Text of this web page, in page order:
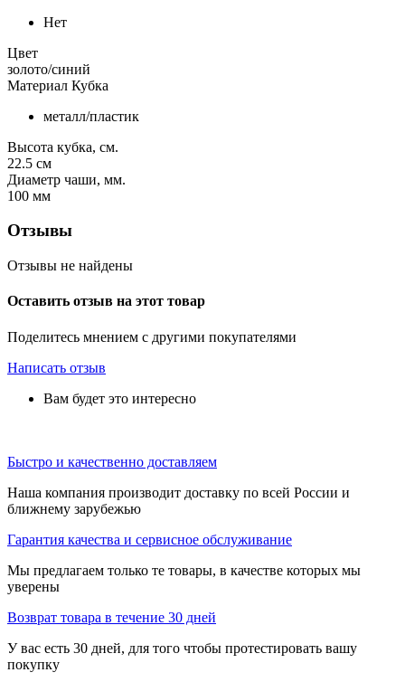
Нет
Цвет
золото/синий
Материал Кубка
металл/пластик
Высота кубка, см.
22.5 см
Диаметр чаши, мм.
100 мм
Отзывы
Отзывы не найдены
Оставить отзыв на этот товар
Поделитесь мнением с другими покупателями
Написать отзыв
Вам будет это интересно
Быстро и качественно доставляем
Наша компания производит доставку по всей России и
ближнему зарубежью
Гарантия качества и сервисное обслуживание
Мы предлагаем только те товары, в качестве которых мы
уверены
Возврат товара в течение 30 дней
У вас есть 30 дней, для того чтобы протестировать вашу
покупку